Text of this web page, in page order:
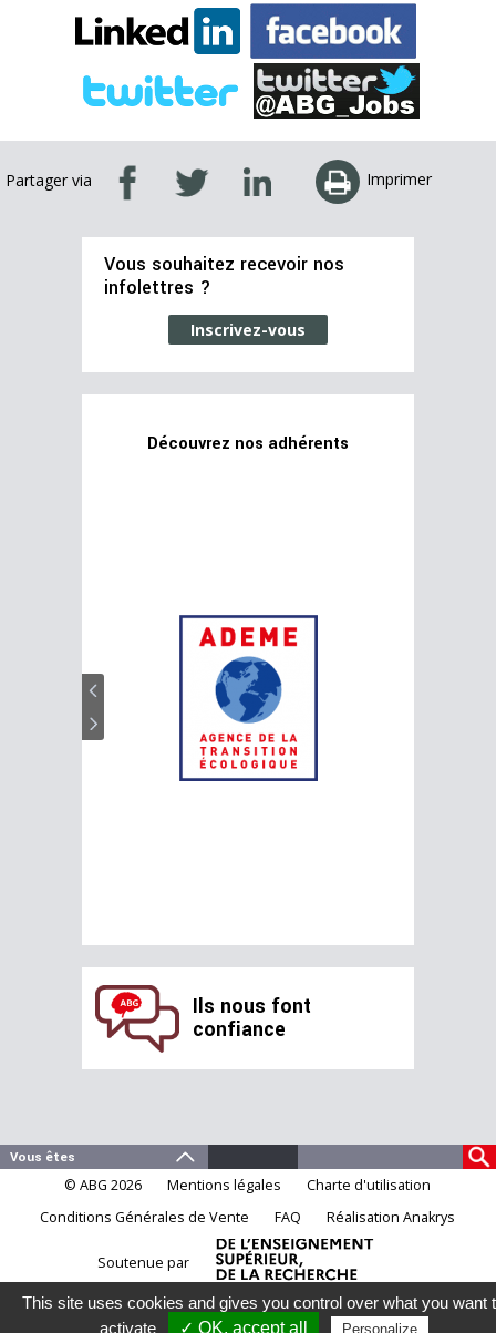
Partager via Imprimer
Vous souhaitez recevoir nos
infolettres ?
Inscrivez-vous
Découvrez nos adhérents
Ils nous font
confiance
© ABG 2026 Mentions légales
Charte d'utilisation
Conditions Générales de Vente
FAQ Réalisation Anakrys
Soutenue par
This site uses cookies and gives you control over what you want
activate
✓ OK, accept all Personalize